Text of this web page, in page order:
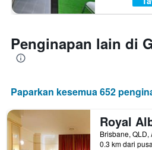
Penginapan lain di
Paparkan kesemua 652
Brisbane, QLD,
0.3 km dari